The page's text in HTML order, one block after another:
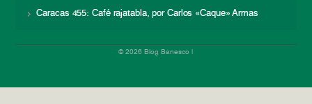
Caracas 455: Café rajatabla, por Carlos «Caque» Armas
© 2026 Blog Banesco |